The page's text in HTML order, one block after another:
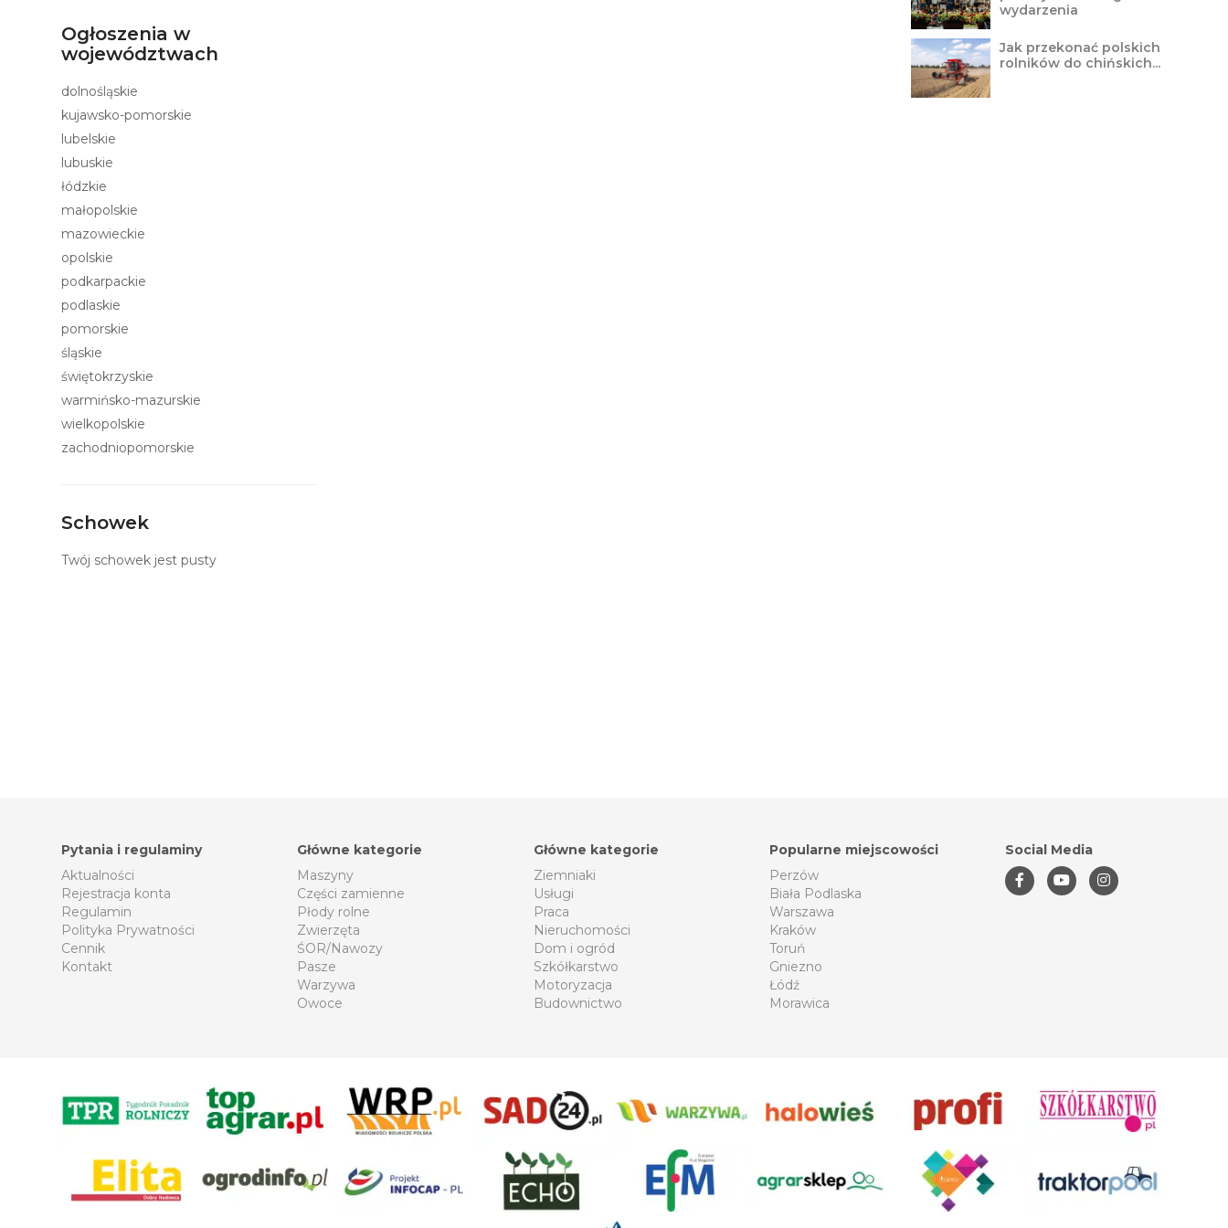
Ogłoszenia w
województwach
dolnośląskie
kujawsko-pomorskie
lubelskie
lubuskie
łódzkie
małopolskie
mazowieckie
opolskie
podkarpackie
podlaskie
pomorskie
śląskie
świętokrzyskie
warmińsko-mazurskie
wielkopolskie
zachodniopomorskie
Schowek
Twój schowek jest pusty
wydarzenia
Jak przekonać polskich
rolników do chińskich...
Pytania i regulaminy
Aktualności
Rejestracja konta
Regulamin
Polityka Prywatności
Cennik
Kontakt
Główne kategorie
Maszyny
Części zamienne
Płody rolne
Zwierzęta
ŚOR/Nawozy
Pasze
Warzywa
Owoce
Główne kategorie
Ziemniaki
Usługi
Praca
Nieruchomości
Dom i ogród
Szkółkarstwo
Motoryzacja
Budownictwo
Popularne miejscowości
Perzów
Biała Podlaska
Warszawa
Kraków
Toruń
Gniezno
Łódź
Morawica
Social Media